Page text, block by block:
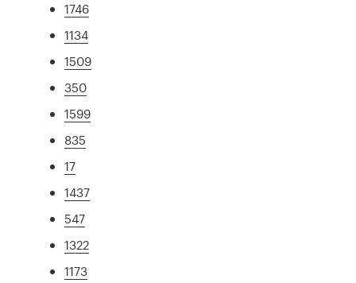
1746
1134
1509
350
1599
835
17
1437
547
1322
1173